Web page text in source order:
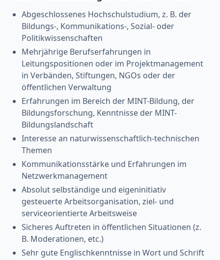
Abgeschlossenes Hochschulstudium, z. B. der
Bildungs-, Kommunikations-, Sozial- oder
Politikwissenschaften
Mehrjährige Berufserfahrungen in
Leitungspositionen oder im Projektmanagement
in Verbänden, Stiftungen, NGOs oder der
öffentlichen Verwaltung
Erfahrungen im Bereich der MINT-Bildung, der
Bildungsforschung, Kenntnisse der MINT-
Bildungslandschaft
Interesse an naturwissenschaftlich-technischen
Themen
Kommunikationsstärke und Erfahrungen im
Netzwerkmanagement
Absolut selbständige und eigeninitiativ
gesteuerte Arbeitsorganisation, ziel- und
serviceorientierte Arbeitsweise
Sicheres Auftreten in öffentlichen Situationen (z.
B. Moderationen, etc.)
Sehr gute Englischkenntnisse in Wort und Schrift